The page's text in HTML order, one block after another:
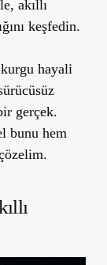
akıllı
keşfedin.
hayali
gerçek.
bunu hem